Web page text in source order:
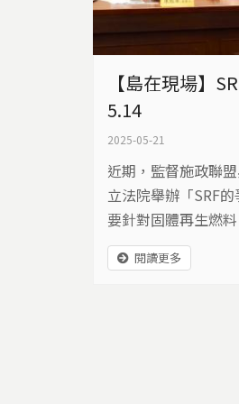
【島在現場】
5.14
2025-05-21
近期，監督施政聯
立法院舉辦「SRF
要針對固體再生燃
疑慮進行討論。
閱讀更多